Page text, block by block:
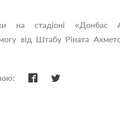
на стадіоні «Донбас
від Штабу Ріната